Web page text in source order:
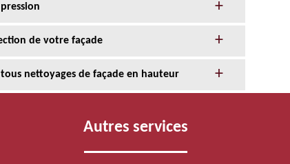
de votre façade
nettoyages de façade en hauteur
Autres services